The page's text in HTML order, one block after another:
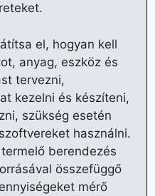
el, hogyan kell
anyag, eszköz és
tervezni,
kezelni és készíteni,
szükség esetén
használni.
berendezés
összefüggő
mérő